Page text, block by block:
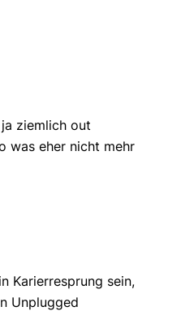
ziemlich out
was eher nicht mehr
Karierresprung sein,
Unplugged